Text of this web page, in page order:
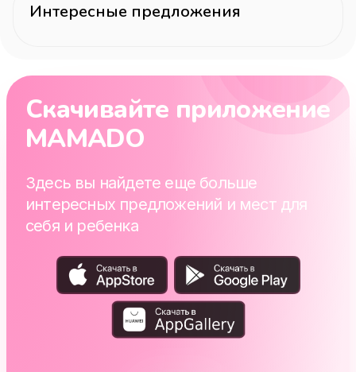
Интересные предложения
Скачивайте приложение
MAMADO
Здесь вы найдете еще больше
интересных предложений и мест для
себя и ребенка